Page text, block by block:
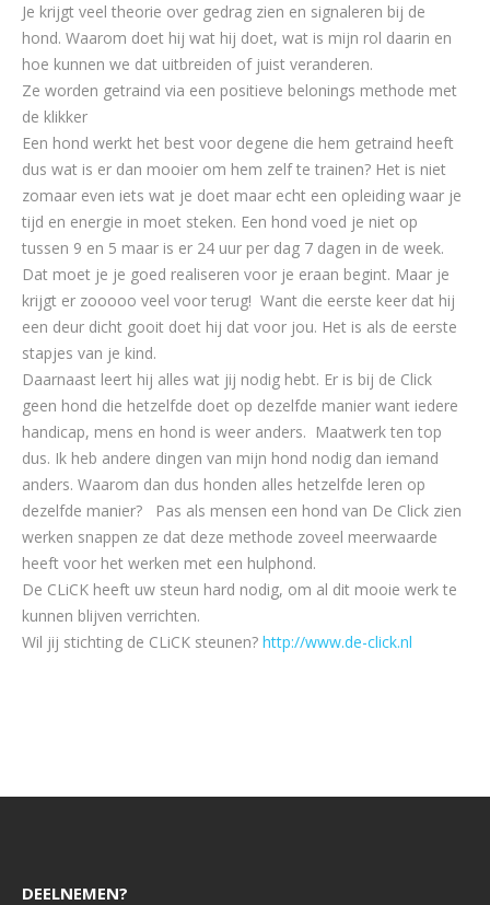
Je krijgt veel theorie over gedrag zien en signaleren bij de
hond. Waarom doet hij wat hij doet, wat is mijn rol daarin en
hoe kunnen we dat uitbreiden of juist veranderen.
Ze worden getraind via een positieve belonings methode met
de klikker
Een hond werkt het best voor degene die hem getraind heeft
dus wat is er dan mooier om hem zelf te trainen? Het is niet
zomaar even iets wat je doet maar echt een opleiding waar je
tijd en energie in moet steken. Een hond voed je niet op
tussen 9 en 5 maar is er 24 uur per dag 7 dagen in de week.
Dat moet je je goed realiseren voor je eraan begint. Maar je
krijgt er zooooo veel voor terug! Want die eerste keer dat hij
een deur dicht gooit doet hij dat voor jou. Het is als de eerste
stapjes van je kind.
Daarnaast leert hij alles wat jij nodig hebt. Er is bij de Click
geen hond die hetzelfde doet op dezelfde manier want iedere
handicap, mens en hond is weer anders. Maatwerk ten top
dus. Ik heb andere dingen van mijn hond nodig dan iemand
anders. Waarom dan dus honden alles hetzelfde leren op
dezelfde manier? Pas als mensen een hond van De Click zien
werken snappen ze dat deze methode zoveel meerwaarde
heeft voor het werken met een hulphond.
De CLiCK heeft uw steun hard nodig, om al dit mooie werk te
kunnen blijven verrichten.
Wil jij stichting de CLiCK steunen? http://www.de-click.nl
DEELNEMEN?